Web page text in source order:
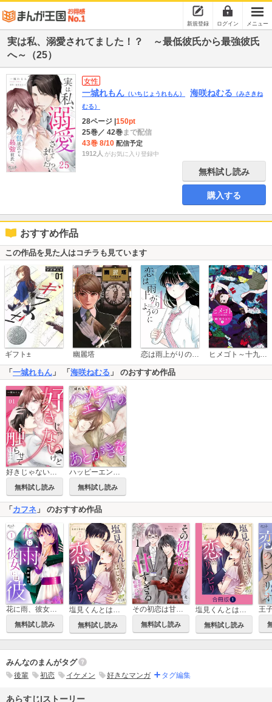
新規登録 ログイン メニュー
実は私、溺愛されてました！？ ～最低彼氏から最強彼氏
へ～（25）
女性
一城れもん （いちじょうれもん） 海咲ねむる （みさきね
むる）
28ページ 150pt
25巻／ 42巻まで配信
43巻 8/10 配信予定
1912人 がお気に入り登録中
無料試し読み
購入する
おすすめ作品
この作品を見た人はコチラも見ています
ギフト± 幽麗塔 恋は雨上がりのように ヒメゴト～十九歳の制服～
「 一城れもん 」 「 海咲ねむる 」 のおすすめ作品
好きじゃないけど触らせて～運命なのに気づかない二人～
無料試し読み
ハッピーエンドのあとがきを
無料試し読み
「 カフネ 」 のおすすめ作品
花に雨、彼女には彼
無料試し読み 無料試し読み
その初恋は甘すぎる～恋愛処女には刺激が強い～
無料試し読み
塩見くんとはじめる恋のリハビリ【合冊版】
無料試し読み
みんなのまんがタグ
後輩 初恋 イケメン 好きなマンガ タグ編集
あらすじ|ストーリー